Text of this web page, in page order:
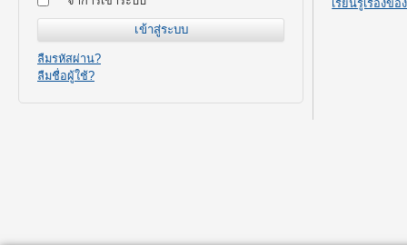
ลืมรหัสผ่าน?
ลืมชื่อผู้ใช้?
เรียนรู้เรื่องขอ